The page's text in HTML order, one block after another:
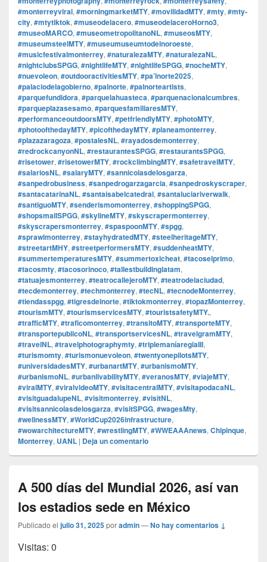
#monterreyviral, #morningmarketMTY, #movilidadMTY, #mty, #mty-
city, #mtytiktok, #museodelacero, #museodelaceroHorno3,
#museoMARCO, #museometropolitanoNL, #museosMTY,
#museumsteelMTY, #museumuseumtodelnoroeste,
#musicfestivalmonterrey, #naturalezaMTY, #naturalezaNL,
#nightclubsSPGG, #nightlifeMTY, #nightlifeSPGG, #nocheMTY,
#nuevoleon, #outdooractivitiesMTY, #pa’lnorte2025,
#palaciodelagobierno, #palnorte, #palnorteartists,
#parquefundidora, #parquelahuasteca, #parquenacionalcumbres,
#parqueplazasesamo, #parquesfamiliaresMTY,
#performanceoutdoorsMTY, #petfriendlyMTY, #photoMTY,
#photoofthedayMTY, #picofthedayMTY, #planeamonterrey,
#plazazaragoza, #postalesNL, #rayadosdemonterrey,
#redrockcanyonNL, #restaurantesSPGG, #restaurantsSPGG,
#risetower, #risetowerMTY, #rockclimbingMTY, #safetravelMTY,
#salariosNL, #salaryMTY, #sannicolasdelosgarza,
#sanpedrobusiness, #sanpedrogarzagarcia, #sanpedroskyscraper,
#santacatarinaNL, #santaisabelcatedral, #santaluciariverwalk,
#santiguoMTY, #senderismomonterrey, #shoppingSPGG,
#shopsmallSPGG, #skylineMTY, #skyscrapermonterrey,
#skyscrapersmonterrey, #spaspoonMTY, #spgg,
#sprawlmonterrey, #stayhydratedMTY, #steelheritageMTY,
#streetartMHY, #streetperformersMTY, #suddenheatMTY,
#summertemperaturesMTY, #summertoxicheat, #tacoselprimo,
#tacosmty, #tacosorinoco, #tallestbuildinglatam,
#tatuajesmonterrey, #teatrocallejeroMTY, #teatrodelaciudad,
#tecdemonterrey, #techmonterrey, #tecNL, #tecnodeMonterrey,
#tiendasspgg, #tigresdelnorte, #tiktokmonterrey, #topazMonterrey,
#tourismMTY, #tourismservicesMTY, #touristsafetyMTY.,
#trafficMTY, #traficomonterrey, #transitoMTY, #transporteMTY,
#transportepublicoNL, #transportservicesNL, #travelgramMTY,
#travelNL, #travelphotographymty, #triplemaníaregiaIII,
#turismomty, #turismonuevoleon, #twentyonepilotsMTY,
#universidadesMTY, #urbanartMTY, #urbanismoMTY,
#urbanismoNL, #urbanlivabilityMTY, #veranosMTY, #viajeMTY,
#viralMTY, #viralvideoMTY, #visitacentralMTY, #visitapodacaNL,
#visitguadalupeNL, #visitmonterrey, #visitNL,
#visitsannicolasdelosgarza, #visitSPGG, #wagesMty,
#wellnessMTY, #WorldCup2026infrastructure,
#wowarchitectureMTY, #wrestlingMTY, #WWEAAAnews, Chipinque,
Monterrey, UANL | Deja un comentario
A 500 días del Mundial 2026, así van
los estadios sede en México
Publicado el julio 31, 2025poradmin—No hay comentarios ↓
Visitas: 0